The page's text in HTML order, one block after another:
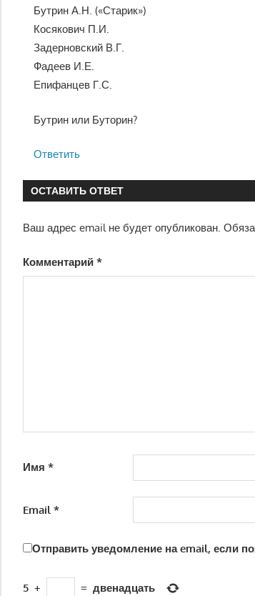
Бутрин А.Н. («Старик»)
Косякович П.И.
Задерновский В.Г.
Фадеев И.Е.
Епифанцев Г.С.
Бутрин или Буторин?
Ответить
ОСТАВИТЬ ОТВЕТ
Ваш адрес email не будет опубликован.
Комментарий *
Имя *
Email*
Отправить уведомление на email, если
5 + = двенадцать